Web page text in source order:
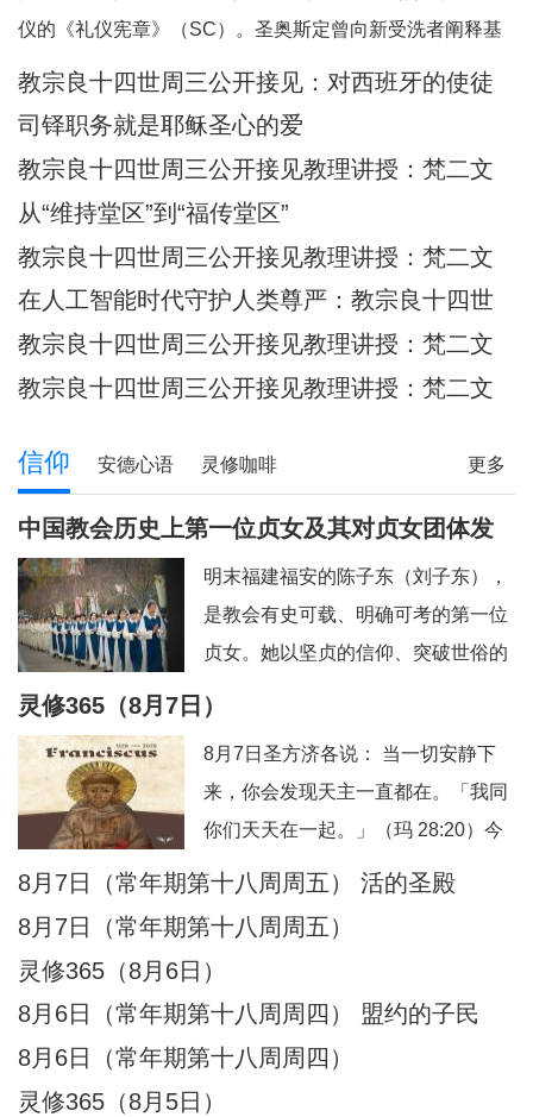
们的面容刻在祂的掌心上（参阅：依
四十九 16），祂对我们的爱，比母亲
对子女的爱更为
仪的《礼仪宪章》（SC）。圣奥斯定曾向新受洗者阐释基
督身体的奥迹，他引用了我们刚刚听到的圣保禄的这句经
12:27）他继而说道：“你们所领受的，正是属
教宗良十四世周三公开接见：​对西班牙的使徒
牧灵访问的反省
司铎职务就是耶稣圣心的爱
教宗良十四世周三公开接见教理讲授：梵二文
献 III：《礼仪宪章》
从“维持堂区”到“福传堂区”
教宗良十四世周三公开接见教理讲授：梵二文
献 III：《礼仪宪章》
在人工智能时代守护人类尊严：教宗良十四世
首封通谕《伟大的人类》预先品尝
教宗良十四世周三公开接见教理讲授：梵二文
献 III：《礼仪宪章》
教宗良十四世周三公开接见教理讲授：梵二文
更多
信仰 安德心语 灵修咖啡
圣方济各的足迹 记忆之窗 解读人生
信仰分享
青年之友
青葱岁月 信仰见证
中国教会历史上第一位贞女及其对贞女团体发
展的深远影响
明末福建福安的陈子东（刘子东），
是教会有史可载、明确可考的第一位
贞女。她以坚贞的信仰、突破世俗的
花”。其个人圣德与榜样力量，直接催
生、推动、规范了我国本土贞女群体
数百年的发展脉络。一、中华首位贞
女：陈子东完整生平陈子东（1627—
1665），
灵修365（8月7日）
8月7日圣方济各说： 当一切安静下
来，你会发现天主一直都在。「我同
你们天天在一起。」（玛 28:20）今
日行动：安息在这份临在中。祈祷：
方济各说：当灵魂不再抓紧自己，天
主便成了她唯一的依靠。「把你的一
切挂虑都托给他，因为他必眷顾你
们。」（伯前 5:7）今日行动：把一
件放心不下的事，
8月7日（常年期第十八周周五） 活的圣殿
8月7日（常年期第十八周周五）
灵修365（8月6日）
8月6日（常年期第十八周周四） 盟约的子民
8月6日（常年期第十八周周四）
灵修365（8月5日）